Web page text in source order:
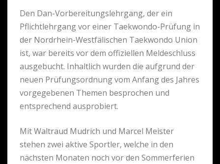
Den Dan-Vorbereitungslehrgang, der ein
Pflichtlehrgang vor einer Taekwondo-Prüfung in
der Nordrhein-Westfälischen Taekwondo Union
ist, war bereits vor dem offiziellen Meldeschluss
ausgebucht. Inhaltlich wurden die aufgrund der
neuen Prüfungsordnung vom Anfang des Jahres
vorgegebenen Themen besprochen und
entsprechend ausprobiert.
Mit Waltraud Mudrich und Marcel Meister
stehen zwei aktive Sportler, welche in den
nächsten Monaten noch vor den Sommerferien